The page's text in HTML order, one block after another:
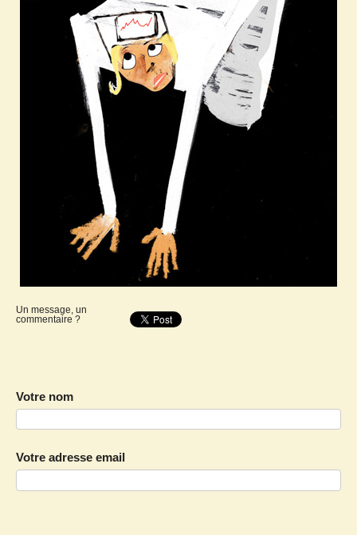
Un message, un
commentaire ?
Votre nom
Votre adresse email